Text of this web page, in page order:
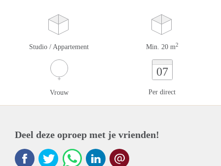
Studio / Appartement Min. 20 m2
Vrouw
07
Per direct
Deel deze oproep met je vrienden!